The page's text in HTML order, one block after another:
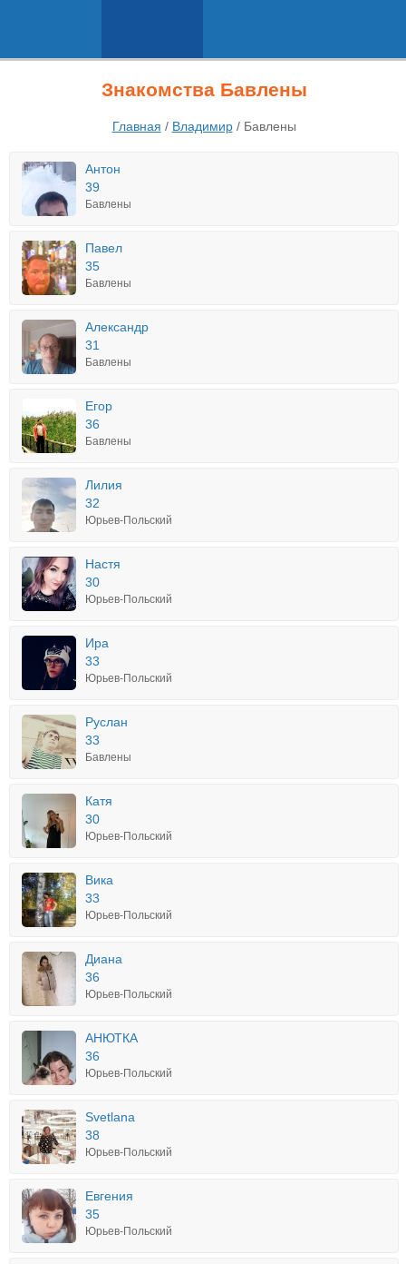
Знакомства Бавлены
Главная / Владимир/ Бавлены
Антон
39
Бавлены
Павел
35
Бавлены
Александр
31
Бавлены
Егор
36
Бавлены
Лилия
32
Юрьев-Польский
Настя
30
Юрьев-Польский
Ира
33
Юрьев-Польский
Руслан
33
Бавлены
Катя
30
Юрьев-Польский
Вика
33
Юрьев-Польский
Диана
36
Юрьев-Польский
АНЮТКА
36
Юрьев-Польский
Svetlana
38
Юрьев-Польский
Евгения
35
Юрьев-Польский